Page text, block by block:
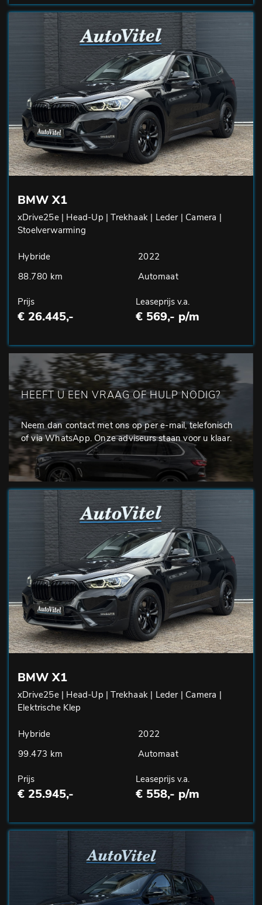
BMW X1
xDrive25e | Head-Up | Trekhaak | Leder | Camera |
Stoelverwarming
Hybride
2022
88.780 km
Automaat
Prijs
€ 26.445,-
Leaseprijs v.a.
€ 569,- p/m
HEEFT U EEN VRAAG OF HULP NODIG?
Neem dan contact met ons op per e-mail, telefonisch
of via WhatsApp. Onze adviseurs staan voor u klaar.
BMW X1
xDrive25e | Head-Up | Trekhaak | Leder | Camera |
Elektrische Klep
Hybride
2022
99.473 km
Automaat
Prijs
€ 25.945,-
Leaseprijs v.a.
€ 558,- p/m